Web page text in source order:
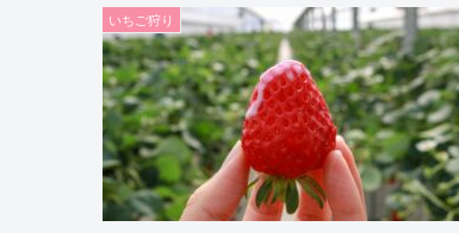
いちご狩り